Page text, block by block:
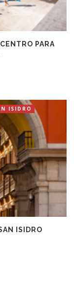
PARA
ISIDRO
ISIDRO